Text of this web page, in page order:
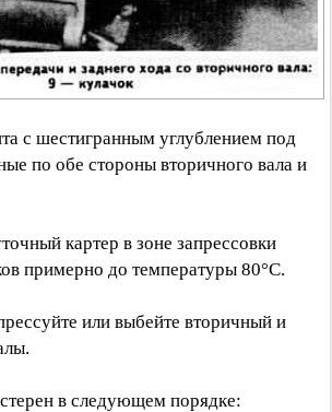
с шестигранным углублением под
по обе стороны вторичного вала и
картер в зоне запрессовки
примерно до температуры 80°C.
или выбейте вторичный и
в следующем порядке: